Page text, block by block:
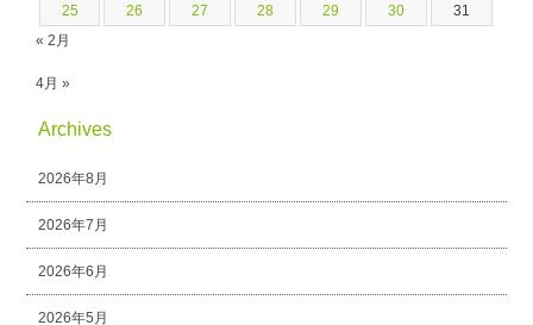
25 26 27 28 29 30
31
« 2月
4月 »
Archives
2026年8月
2026年7月
2026年6月
2026年5月